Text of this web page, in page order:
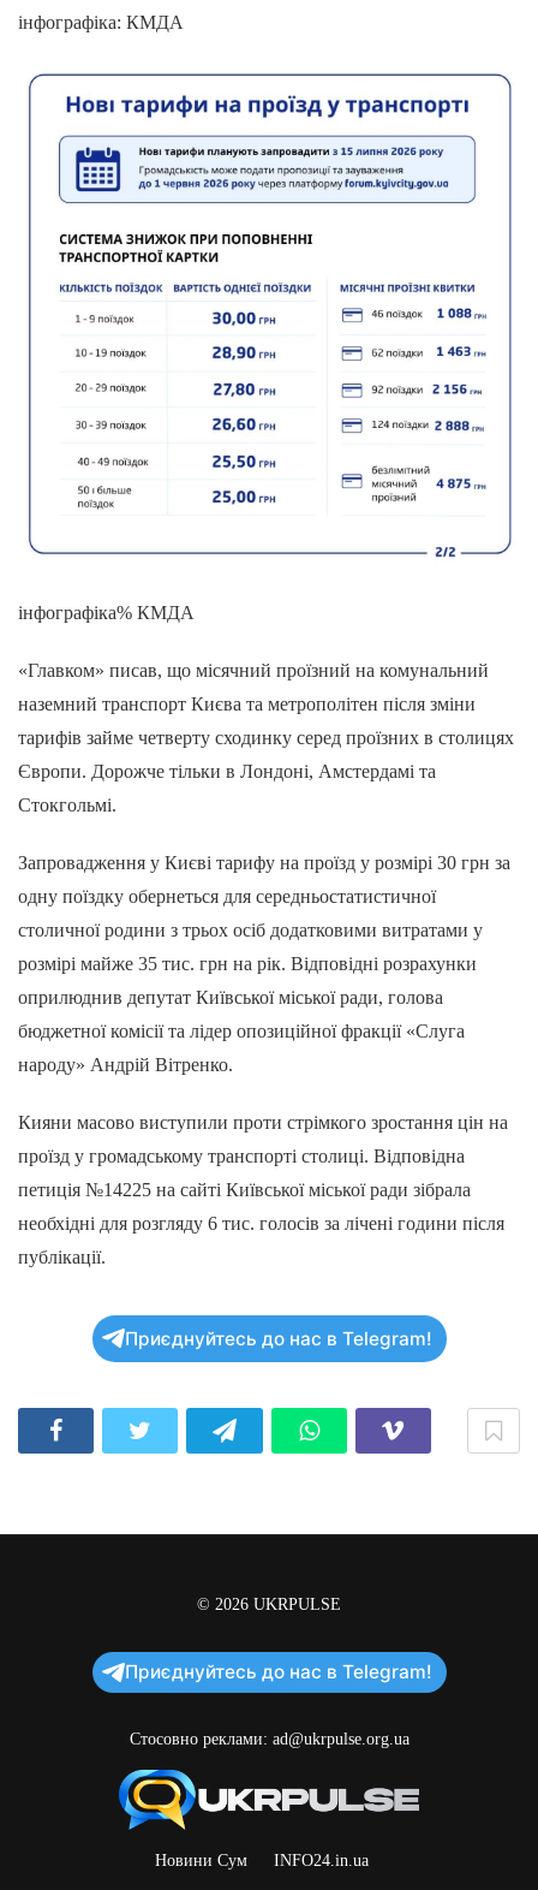
інфографіка: КМДА
інфографіка% КМДА
«Главком» писав, що місячний проїзний на комунальний
наземний транспорт Києва та метрополітен після зміни
тарифів займе четверту сходинку серед проїзних в столицях
Європи. Дорожче тільки в Лондоні, Амстердамі та
Стокгольмі.
Запровадження у Києві тарифу на проїзд у розмірі 30 грн за
одну поїздку обернеться для середньостатистичної
столичної родини з трьох осіб додатковими витратами у
розмірі майже 35 тис. грн на рік. Відповідні розрахунки
оприлюднив депутат Київської міської ради, голова
бюджетної комісії та лідер опозиційної фракції «Слуга
народу» Андрій Вітренко.
Кияни масово виступили проти стрімкого зростання цін на
проїзд у громадському транспорті столиці. Відповідна
петиція №14225 на сайті Київської міської ради зібрала
необхідні для розгляду 6 тис. голосів за лічені години після
публікації.
Приєднуйтесь до нас в Telegram!
© 2026 UKRPULSE
Приєднуйтесь до нас в Telegram!
Стосовно реклами: ad@ukrpulse.org.ua
Новини Сум INFO24.in.ua